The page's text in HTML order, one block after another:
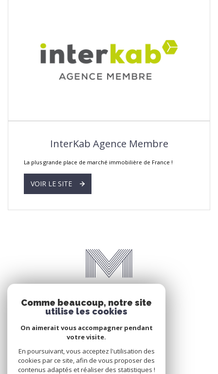
InterKab Agence Membre
La plus grande place de marché immobilière de France !
VOIR LE SITE
Comme beaucoup, notre site
utilise les cookies
On aimerait vous accompagner pendant
votre visite.
En poursuivant, vous acceptez l'utilisation des
cookies par ce site, afin de vous proposer des
contenus adaptés et réaliser des statistiques !